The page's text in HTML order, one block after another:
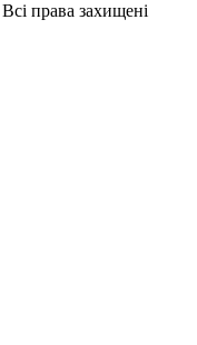
права захищені